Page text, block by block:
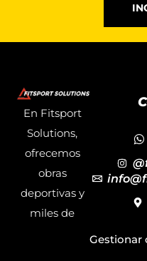
Gestionar
En Fitsport
Solutions,
ofrecemos
obras
deportivas y
miles de